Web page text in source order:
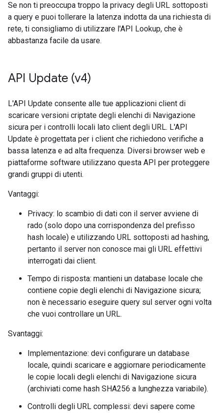
Se non ti preoccupa troppo la privacy degli URL sottoposti
a query e puoi tollerare la latenza indotta da una richiesta di
rete, ti consigliamo di utilizzare l'API Lookup, che è
abbastanza facile da usare.
API Update (v4)
L'API Update consente alle tue applicazioni client di
scaricare versioni criptate degli elenchi di Navigazione
sicura per i controlli locali lato client degli URL. L'API
Update è progettata per i client che richiedono verifiche a
bassa latenza e ad alta frequenza. Diversi browser web e
piattaforme software utilizzano questa API per proteggere
grandi gruppi di utenti.
Vantaggi:
Privacy: lo scambio di dati con il server avviene di
rado (solo dopo una corrispondenza del prefisso
hash locale) e utilizzando URL sottoposti ad hashing,
pertanto il server non conosce mai gli URL effettivi
interrogati dai client.
Tempo di risposta: mantieni un database locale che
contiene copie degli elenchi di Navigazione sicura;
non è necessario eseguire query sul server ogni volta
che vuoi controllare un URL.
Svantaggi:
Implementazione: devi configurare un database
locale, quindi scaricare e aggiornare periodicamente
le copie locali degli elenchi di Navigazione sicura
(archiviati come hash SHA256 a lunghezza variabile).
Controlli degli URL complessi: devi sapere come